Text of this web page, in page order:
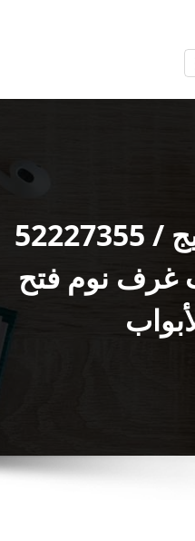
نجار أبواب الضجيج / 52227355
غرف نوم فتح